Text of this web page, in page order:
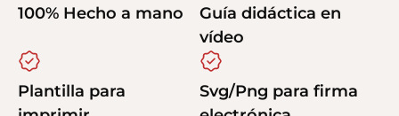
100% Hecho a mano
Guía didáctica en
vídeo
Plantilla para
Svg/Png para firma